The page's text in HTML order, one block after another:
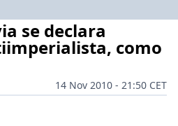
se declara
como
14 Nov 2010 - 21:50 CET